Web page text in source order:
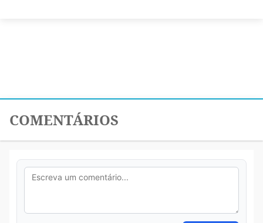
COMENTÁRIOS